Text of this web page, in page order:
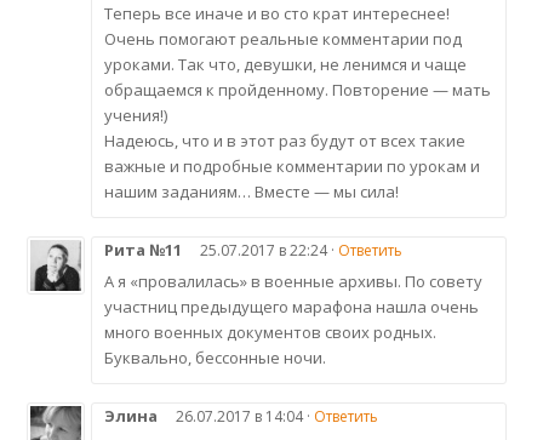
Теперь все иначе и во сто крат интереснее!
Очень помогают реальные комментарии под
уроками. Так что, девушки, не ленимся и чаще
обращаемся к пройденному. Повторение — мать
учения!)
Надеюсь, что и в этот раз будут от всех такие
важные и подробные комментарии по урокам и
нашим заданиям… Вместе — мы сила!
Рита №11 25.07.2017 в 22:24 · Ответить
А я «провалилась» в военные архивы. По совету
участниц предыдущего марафона нашла очень
много военных документов своих родных.
Буквально, бессонные ночи.
Элина 26.07.2017 в 14:04 · Ответить